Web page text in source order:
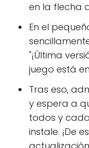
en la flecha
En el
"¡Última
juego está
Tras eso,
y espera a
todos y
instale. ¡De